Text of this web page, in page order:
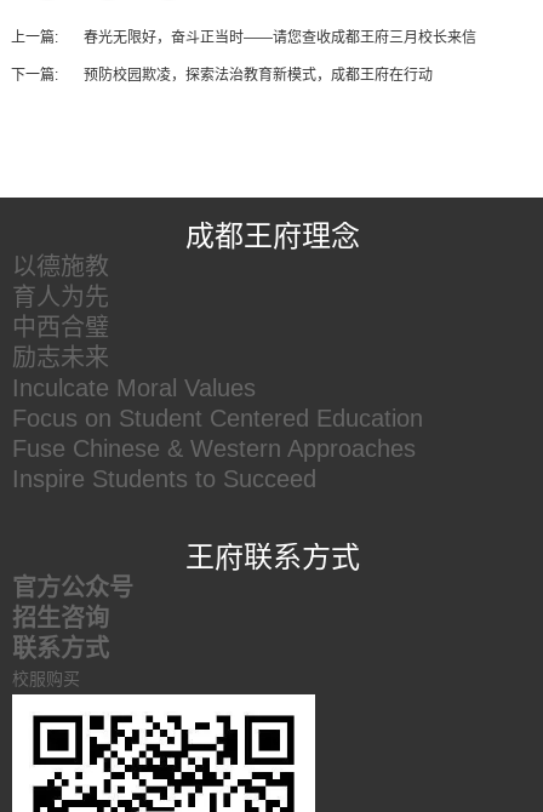
上一篇: 春光无限好，奋斗正当时——请您查收成都王府三月校长来信
下一篇: 预防校园欺凌，探索法治教育新模式，成都王府在行动
成都王府理念
以德施教
育人为先
中西合璧
励志未来
Inculcate Moral Values
Focus on Student Centered Education
Fuse Chinese & Western Approaches
Inspire Students to Succeed
王府联系方式
官方公众号
招生咨询
联系方式
校服购买